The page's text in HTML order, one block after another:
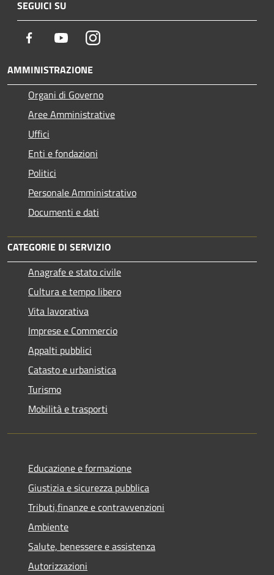
SEGUICI SU
Facebook YoutubeInstagram
AMMINISTRAZIONE
Organi di Governo
Aree Amministrative
Uffici
Enti e fondazioni
Politici
Personale Amministrativo
Documenti e dati
CATEGORIE DI SERVIZIO
Anagrafe e stato civile
Cultura e tempo libero
Vita lavorativa
Imprese e Commercio
Appalti pubblici
Catasto e urbanistica
Turismo
Mobilità e trasporti
Educazione e formazione
Giustizia e sicurezza pubblica
Tributi,finanze e contravvenzioni
Ambiente
Salute, benessere e assistenza
Autorizzazioni